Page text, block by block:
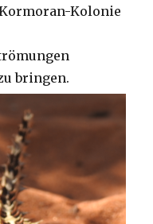
Kolonie
bringen.